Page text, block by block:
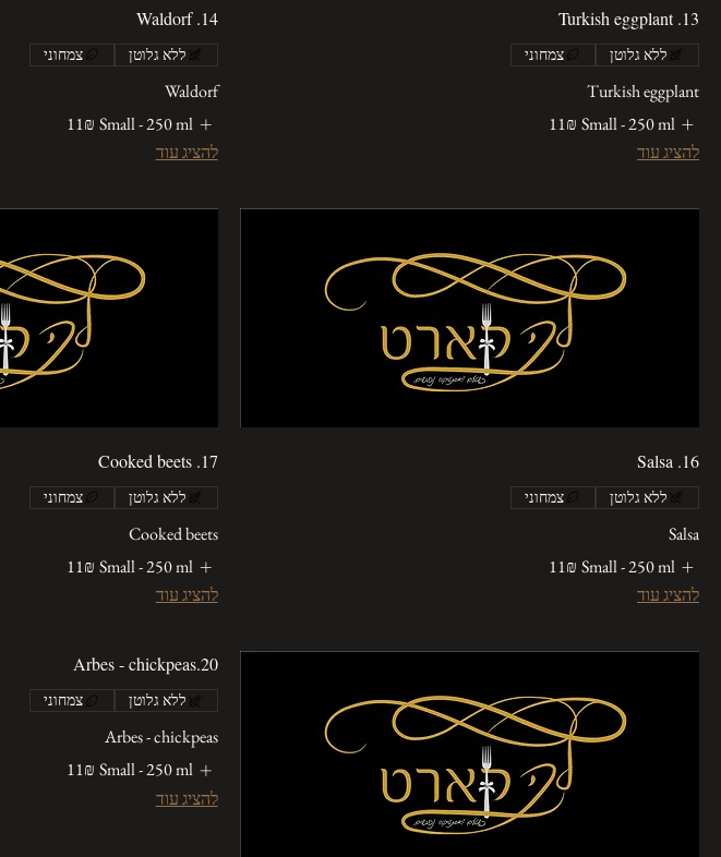
13. Turkish eggplant
ללא גלוטן צמחוני
Turkish eggplant
Small - 250 ml
‏11 ‏₪
להציג עוד
14. Waldorf
ללא גלוטן צמחוני
Waldorf
Small - 250 ml
‏11 ‏₪
להציג עוד
16. Salsa
ללא גלוטן צמחוני
Salsa
Small - 250 ml
‏11 ‏₪
להציג עוד
17. Cooked beets
ללא גלוטן צמחוני
Cooked beets
Small - 250 ml
‏11 ‏₪
להציג עוד
20.Arbes - chickpeas
ללא גלוטן צמחוני
Arbes - chickpeas
Small - 250 ml
‏11 ‏₪
להציג עוד